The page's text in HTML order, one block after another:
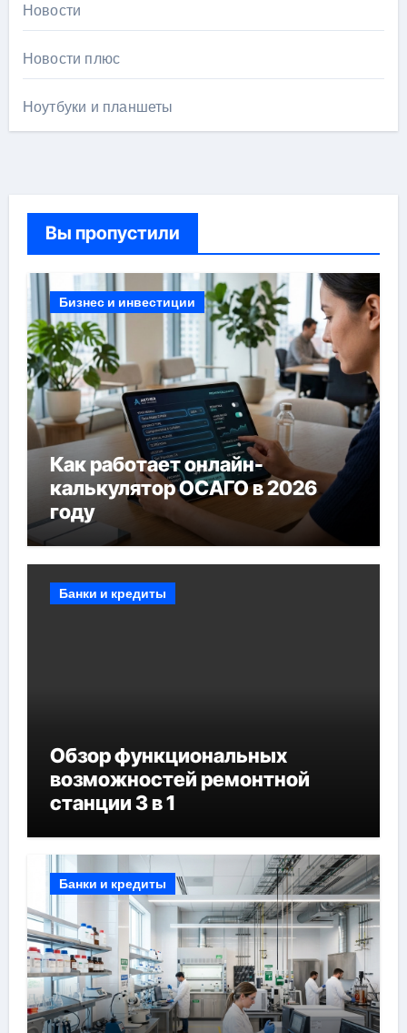
Новости
Новости плюс
Ноутбуки и планшеты
Вы пропустили
Бизнес и инвестиции
Как работает онлайн-
калькулятор ОСАГО в 2026
году
Банки и кредиты
Обзор функциональных
возможностей ремонтной
станции 3 в 1
Банки и кредиты